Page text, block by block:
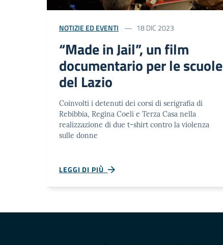
NOTIZIE ED EVENTI 18 DIC 2023
“Made in Jail”, un film
documentario per le scuole
del Lazio
Coinvolti i detenuti dei corsi di serigrafia di
Rebibbia, Regina Coeli e Terza Casa nella
realizzazione di due t-shirt contro la violenza
sulle donne
LEGGI DI PIÙ